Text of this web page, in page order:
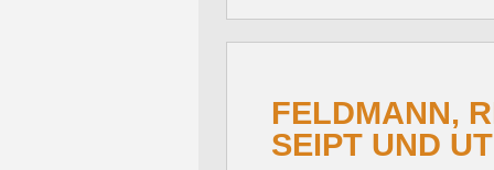
FELDMANN,
SEIPT UND